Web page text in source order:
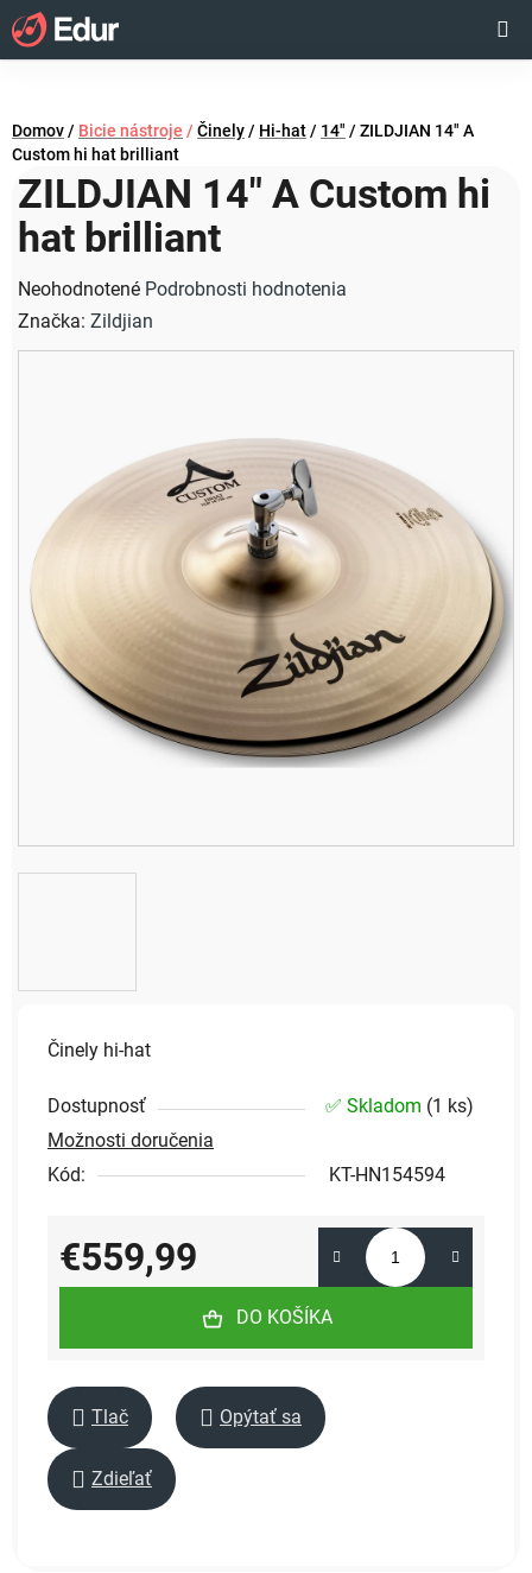
Prejsť
na
obsah
KOŠÍK
Domov/ Bicie nástroje / Činely/ Hi-hat/ 14" / ZILDJIAN 14" A
Custom hi hat brilliant
Činely hi-hat
Dostupnosť ✅ Skladom (1 ks)
Možnosti doručenia
Kód:
KT-HN154594
€559,99
Jednotková cena:
DO KOŠÍKA
Tlač Opýtať sa
Zdieľať
ZILDJIAN 14" A Custom hi
hat brilliant
Priemerné
hodnotenie
produktu
hviezdičiek.
Neohodnotené Podrobnosti hodnotenia
Značka: Zildjian